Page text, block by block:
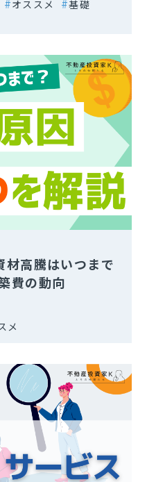
オススメ
基礎
材高騰はいつまで
費の動向
メ